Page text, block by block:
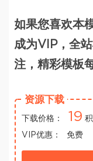
如果您喜欢本
成为VIP，全
注，精彩模板
资源下载
下载价格： 19
VIP优惠：
免费